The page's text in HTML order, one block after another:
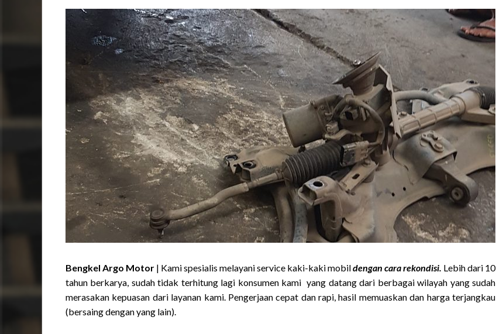
Bengkel Argo Motor | Kami spesialis melayani service kaki-kaki mobildengan cara rekondisi. Lebih dari 10
tahun berkarya, sudah tidak terhitung lagi konsumen kami yang datang dari berbagai wilayah yang sudah
merasakan kepuasan dari layanan kami. Pengerjaan cepat dan rapi, hasil memuaskan dan harga terjangkau
(bersaing dengan yang lain).